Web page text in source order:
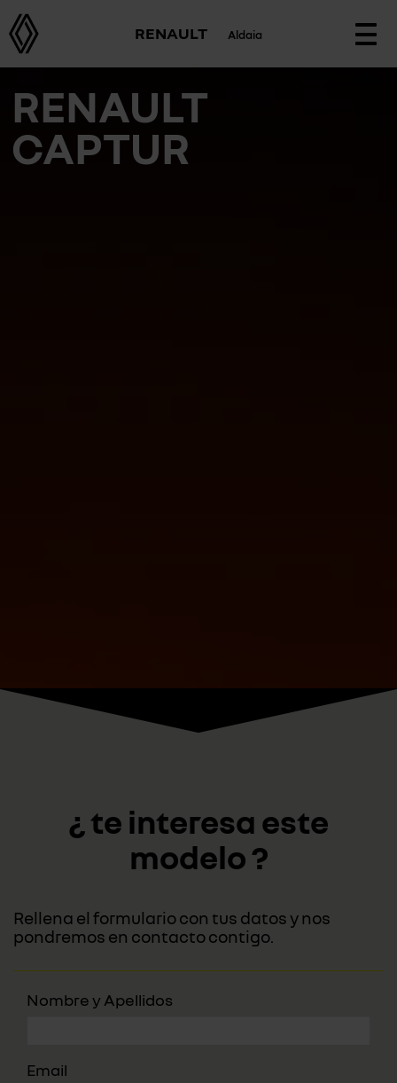
RENAULT Aldaia
RENAULT
CAPTUR
¿ te interesa este
modelo ?
Rellena el formulario con tus datos y nos
pondremos en contacto contigo.
Nombre y Apellidos
Email